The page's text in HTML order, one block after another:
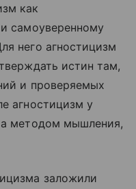
как
самоуверенному
него агностицизм
истин там,
и проверяемых
агностицизм у
а методом мышления,
заложили